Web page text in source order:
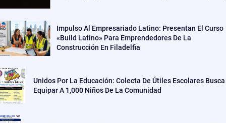
Impulso Al Empresariado Latino: Presentan El Curso
«Build Latino» Para Emprendedores De La
Construcción En Filadelfia
Unidos Por La Educación: Colecta De Útiles Escolares Busca
Equipar A 1,000 Niños De La Comunidad